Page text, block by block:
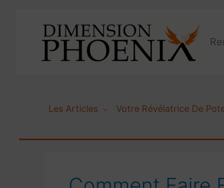
Les Articles Votre Révélatrice De